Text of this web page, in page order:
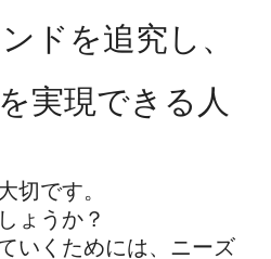
ドを追究し、
実現できる人
切です。
ょうか？
いくためには、ニーズ